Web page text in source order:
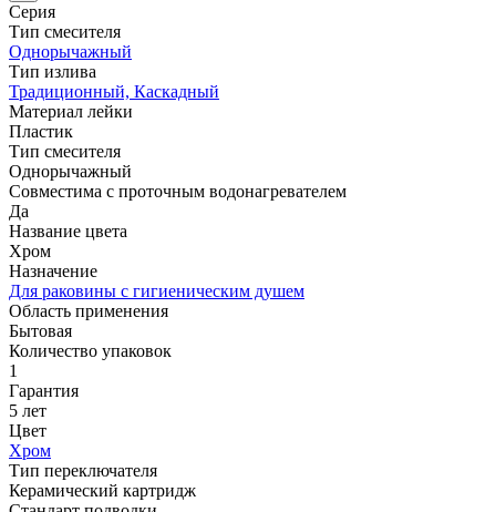
Серия
Тип смесителя
Однорычажный
Тип излива
Традиционный, Каскадный
Материал лейки
Пластик
Тип смесителя
Однорычажный
Совместима с проточным водонагревателем
Да
Название цвета
Хром
Назначение
Для раковины с гигиеническим душем
Область применения
Бытовая
Количество упаковок
1
Гарантия
5 лет
Цвет
Хром
Тип переключателя
Керамический картридж